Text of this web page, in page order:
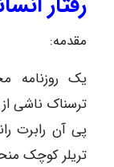
مقدمه:
یک روزنامه
ترسناک ناشی
تریلر کوچک